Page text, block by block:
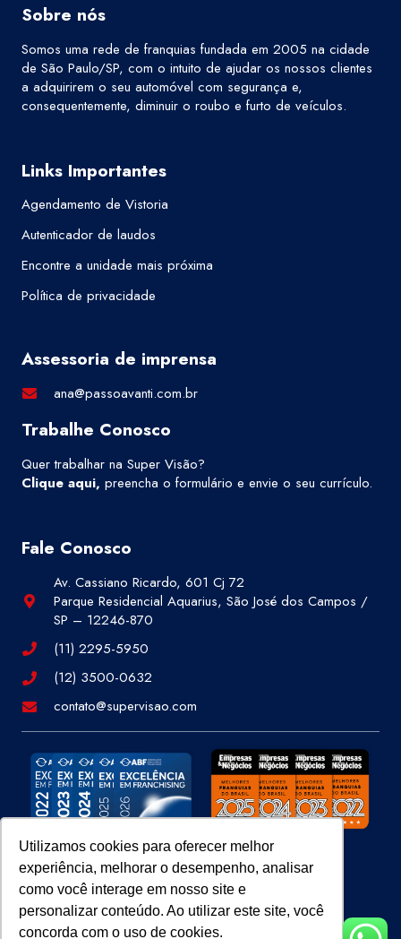
Utilizamos cookies para oferecer melhor
experiência, melhorar o desempenho, analisar
como você interage em nosso site e
personalizar conteúdo. Ao utilizar este site, você
concorda com o uso de cookies.
Sobre nós
Somos uma rede de franquias fundada em 2005 na cidade
de São Paulo/SP, com o intuito de ajudar os nossos clientes
a adquirirem o seu automóvel com segurança e,
consequentemente, diminuir o roubo e furto de veículos.
Links Importantes
Agendamento de Vistoria
Autenticador de laudos
Encontre a unidade mais próxima
Política de privacidade
Assessoria de imprensa
ana@passoavanti.com.br
Trabalhe Conosco
Quer trabalhar na Super Visão?
Clique aqui, preencha o formulário e envie o seu currículo.
Fale Conosco
Av. Cassiano Ricardo, 601 Cj 72
Parque Residencial Aquarius, São José dos Campos /
SP – 12246-870
(11) 2295-5950
(12) 3500-0632
contato@supervisao.com
Site 100% Seguro